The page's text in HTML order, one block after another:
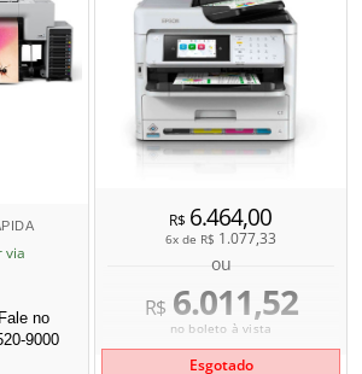
via
no
9000
R$6.464,00
6x de R$ 1.077,33
ou
R$6.011,52
no boleto à vista
Esgotado